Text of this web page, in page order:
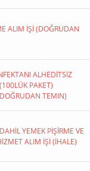
ALIM İŞİ (DOĞRUDAN
ALHEDİTSİZ
PAKET)
TEMIN)
YEMEK PİŞİRME VE
ALIM İŞİ (İHALE)